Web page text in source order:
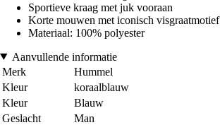
Sportieve kraag met juk vooraan
Korte mouwen met iconisch visgraatmotief
Materiaal: 100% polyester
Aanvullende informatie
Merk
Hummel
Kleur
koraalblauw
Kleur
Blauw
Geslacht
Man